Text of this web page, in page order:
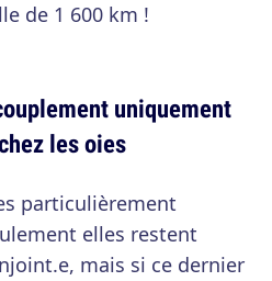
de 1 600 km !
uniquement
les oies
particulièrement
elles restent
mais si ce dernier